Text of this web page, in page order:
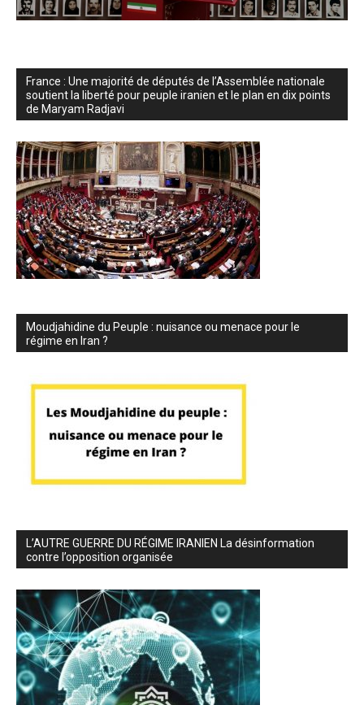
France : Une majorité de députés de l’Assemblée nationale
soutient la liberté pour peuple iranien et le plan en dix points
de Maryam Radjavi
Moudjahidine du Peuple : nuisance ou menace pour le
régime en Iran ?
L’AUTRE GUERRE DU RÉGIME IRANIEN La désinformation
contre l’opposition organisée